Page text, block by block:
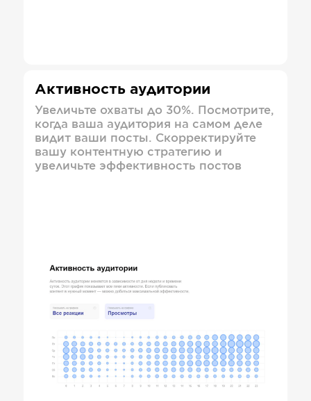
Активность аудитории
Увеличьте охваты до 30%. Посмотрите,
когда ваша аудитория на самом деле
видит ваши посты. Скорректируйте
вашу контентную стратегию и
увеличьте эффективность постов